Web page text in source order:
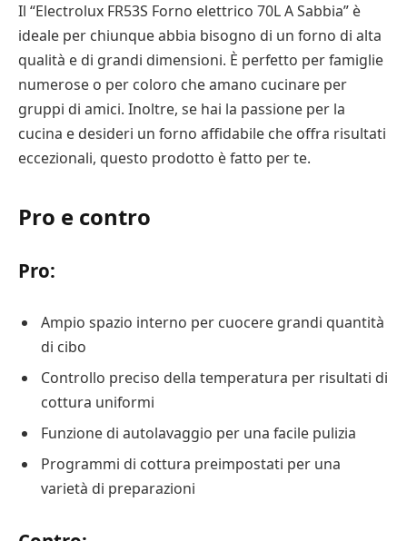
Il “Electrolux FR53S Forno elettrico 70L A Sabbia” è
ideale per chiunque abbia bisogno di un forno di alta
qualità e di grandi dimensioni. È perfetto per famiglie
numerose o per coloro che amano cucinare per
gruppi di amici. Inoltre, se hai la passione per la
cucina e desideri un forno affidabile che offra risultati
eccezionali, questo prodotto è fatto per te.
Pro e contro
Pro:
Ampio spazio interno per cuocere grandi quantità
di cibo
Controllo preciso della temperatura per risultati di
cottura uniformi
Funzione di autolavaggio per una facile pulizia
Programmi di cottura preimpostati per una
varietà di preparazioni